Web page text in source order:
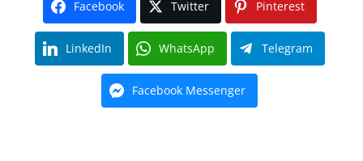
Facebook Twitter Pinterest
LinkedIn WhatsApp Telegram
Facebook Messenger